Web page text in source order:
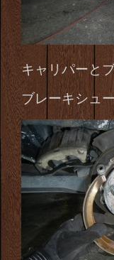
キャリパーと
ブレーキシュ